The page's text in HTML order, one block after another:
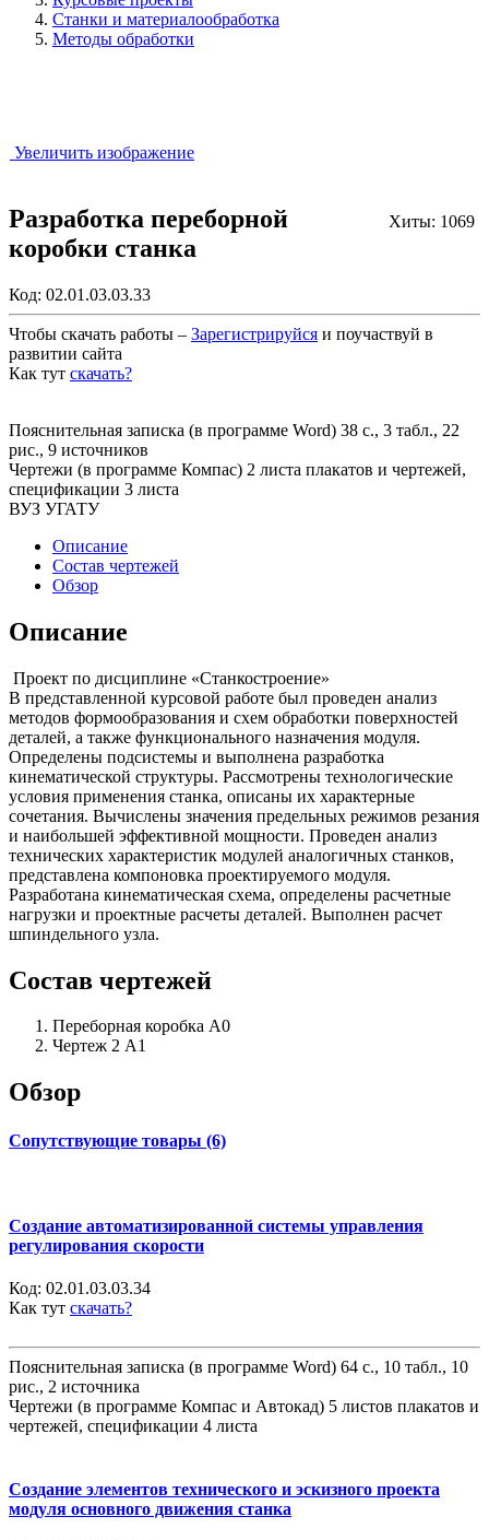
Станки и материалообработка
Методы обработки
Увеличить изображение
Хиты: 1069
Разработка переборной
коробки станка
Код: 02.01.03.03.33
Чтобы скачать работы – Зарегистрируйся и поучаствуй в
развитии сайта
Как тут скачать?
Пояснительная записка (в программе Word) 38 с., 3 табл., 22
рис., 9 источников
Чертежи (в программе Компас) 2 листа плакатов и чертежей,
спецификации 3 листа
ВУЗ УГАТУ
Описание
Состав чертежей
Обзор
Описание
Проект по дисциплине «Станкостроение»
В представленной курсовой работе был проведен анализ
методов формообразования и схем обработки поверхностей
деталей, а также функционального назначения модуля.
Определены подсистемы и выполнена разработка
кинематической структуры. Рассмотрены технологические
условия применения станка, описаны их характерные
сочетания. Вычислены значения предельных режимов резания
и наибольшей эффективной мощности. Проведен анализ
технических характеристик модулей аналогичных станков,
представлена компоновка проектируемого модуля.
Разработана кинематическая схема, определены расчетные
нагрузки и проектные расчеты деталей. Выполнен расчет
шпиндельного узла.
Состав чертежей
Переборная коробка А0
Чертеж 2 А1
Обзор
Сопутствующие товары (6)
Создание автоматизированной системы управления
регулирования скорости
Код: 02.01.03.03.34
Как тут скачать?
Пояснительная записка (в программе Word) 64 с., 10 табл., 10
рис., 2 источника
Чертежи (в программе Компас и Автокад) 5 листов плакатов и
чертежей, спецификации 4 листа
Создание элементов технического и эскизного проекта
модуля основного движения станка